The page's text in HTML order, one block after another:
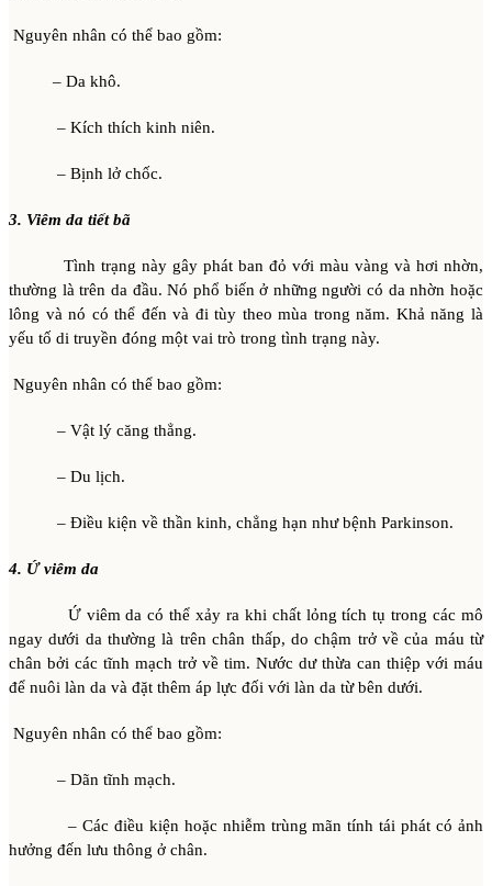
Nguyên nhân có thể bao gồm:
– Da khô.
– Kích thích kinh niên.
– Bịnh lở chốc.
3. Viêm da tiết bã
Tình trạng này gây phát ban đỏ với màu vàng và hơi nhờn,
thường là trên da đầu. Nó phổ biến ở những người có da nhờn hoặc
lông và nó có thể đến và đi tùy theo mùa trong năm. Khả năng là
yếu tố di truyền đóng một vai trò trong tình trạng này.
Nguyên nhân có thể bao gồm:
– Vật lý căng thẳng.
– Du lịch.
– Điều kiện về thần kinh, chẳng hạn như bệnh Parkinson.
4. Ứ viêm da
Ứ viêm da có thể xảy ra khi chất lỏng tích tụ trong các mô
ngay dưới da thường là trên chân thấp, do chậm trở về của máu từ
chân bởi các tĩnh mạch trở về tim. Nước dư thừa can thiệp với máu
để nuôi làn da và đặt thêm áp lực đối với làn da từ bên dưới.
Nguyên nhân có thể bao gồm:
– Dãn tĩnh mạch.
– Các điều kiện hoặc nhiễm trùng mãn tính tái phát có ảnh
hưởng đến lưu thông ở chân.